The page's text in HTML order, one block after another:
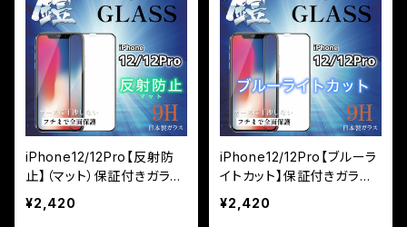
iPhone12/12Pro【反射防
止】（マット）保証付きガラス
フィルム『鎧』全面フルカバ
¥2,420
iPhone12/12Pro【ブルーラ
イトカット】保証付きガラス
フィルム『鎧』全面フルカバ
¥2,420